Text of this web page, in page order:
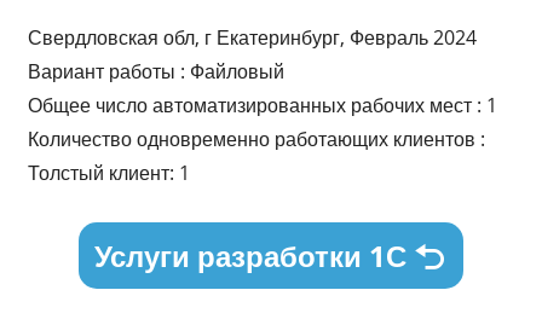
Свердловская обл, г Екатеринбург, Февраль 2024
Вариант работы : Файловый
Общее число автоматизированных рабочих мест : 1
Количество одновременно работающих клиентов :
Толстый клиент: 1
Услуги разработки 1С